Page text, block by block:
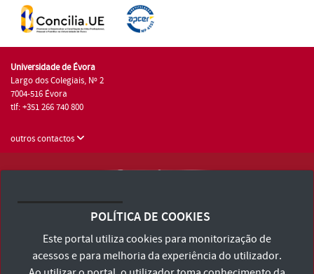
Universidade de Évora
Largo dos Colegiais, Nº 2
7004-516 Évora
tlf: +351 266 740 800
outros contactos
Consulte os Termos e Condições e Política de Privacidade
Declaração de Acessibilidade
POLÍTICA DE COOKIES
Este portal utiliza cookies para monitorização de
acessos e para melhoria da experiência do utilizador.